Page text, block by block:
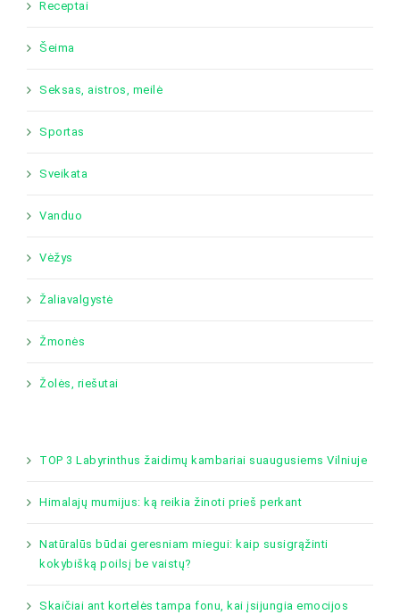
Receptai
Šeima
Seksas, aistros, meilė
Sportas
Sveikata
Vanduo
Vėžys
Žaliavalgystė
Žmonės
Žolės, riešutai
TOP 3 Labyrinthus žaidimų kambariai suaugusiems Vilniuje
Himalajų mumijus: ką reikia žinoti prieš perkant
Natūralūs būdai geresniam miegui: kaip susigrąžinti
kokybišką poilsį be vaistų?
Skaičiai ant kortelės tampa fonu, kai įsijungia emocijos